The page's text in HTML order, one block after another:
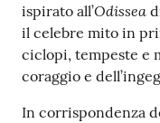
ispirato all’Odissea
il celebre mito in
ciclopi, tempeste e
coraggio e
In corrispondenza